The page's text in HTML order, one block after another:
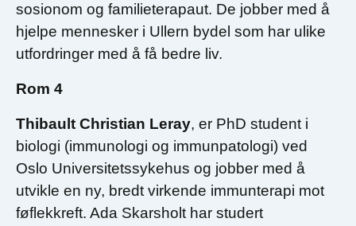
sosionom og familieterapaut. De jobber med å
hjelpe mennesker i Ullern bydel som har ulike
utfordringer med å få bedre liv.
Rom 4
Thibault Christian Leray, er PhD student i
biologi (immunologi og immunpatologi) ved
Oslo Universitetssykehus og jobber med å
utvikle en ny, bredt virkende immunterapi mot
føflekkreft. Ada Skarsholt har studert